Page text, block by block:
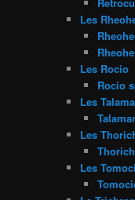
Les
Les Rocio
Rocio
Les
Les
Les